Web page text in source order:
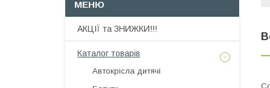
АКЦІЇ та ЗНИЖКИ!!!
Каталог товарів
Автокрісла дитячі